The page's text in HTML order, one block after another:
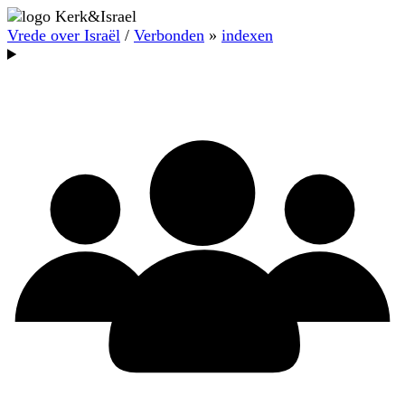
Vrede over Israël / Verbonden » indexen